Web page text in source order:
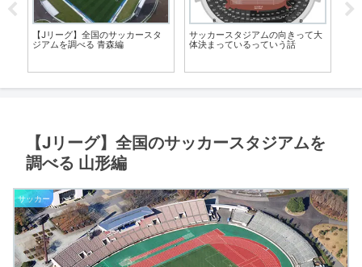
【Jリーグ】全国のサッカースタ
ジアムを調べる 青森編
サッカースタジアムの向きって大
体決まっているっていう話
【Jリーグ】全国のサッカースタジアムを
調べる 山形編
サッカー